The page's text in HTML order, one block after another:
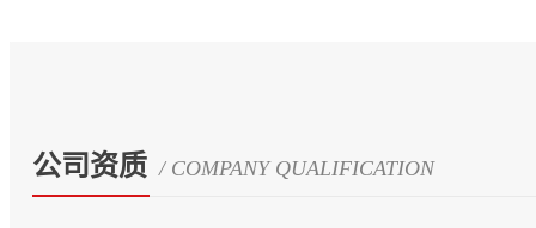
公司资质 / COMPANY QUALIFICATION